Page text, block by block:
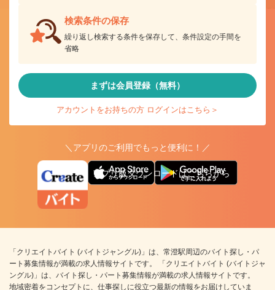
検索条件の保存
繰り返し検索する条件を保存して、条件設定の手間を
省略
まずは会員登録（無料）
アカウントをお持ちの方 ログインはこちら＞
＼アプリのご利用でもっと便利に！／
アプリ版ダウンロードはこちらから
「クリエイトバイト (バイトジャングル)」は、常澄駅周辺のバイト探し・パ
ート募集情報が満載の求人情報サイトです。 「クリエイトバイト (バイトジャ
ングル)」は、バイト探し・パート募集情報が満載の求人情報サイトです。
地域密着をコンセプトに、仕事探しに役立つ最新の情報をお届けしていま